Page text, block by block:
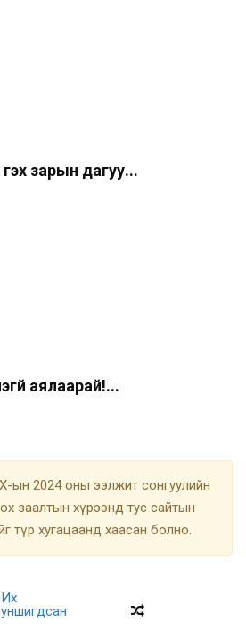
зарын дагуу...
аялаарай!...
2024 оны ээлжит сонгуулийн
заалтын хүрээнд тус сайтын
түр хугацаанд хаасан болно.
Их
уншигдсан